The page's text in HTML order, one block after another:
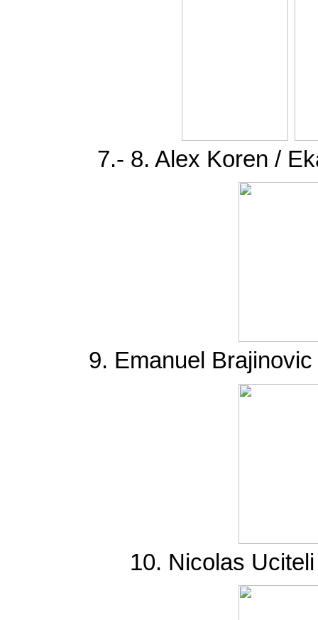
7.- 8. Alex Koren /
9. Emanuel
10. Nicolas